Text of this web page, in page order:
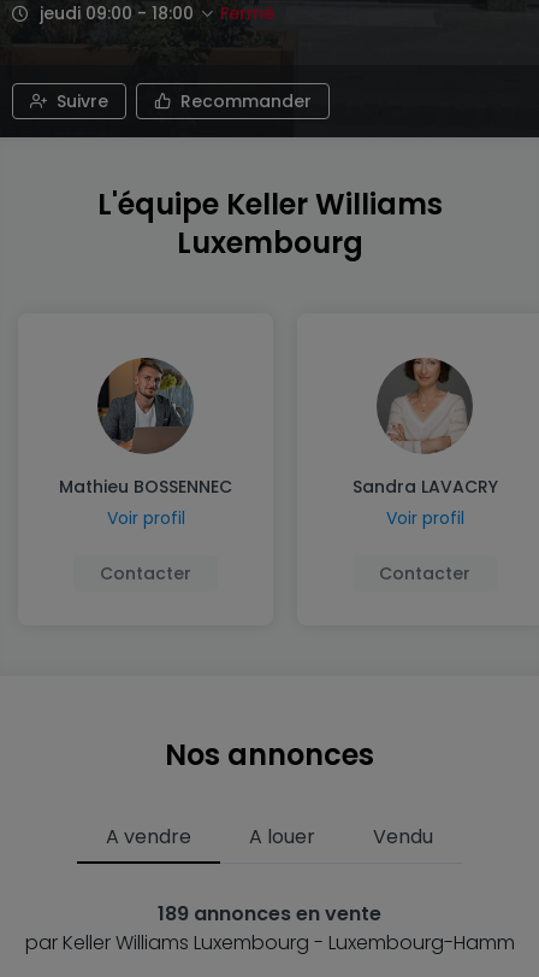
jeudi 09:00 - 18:00 Fermé
Suivre Recommander
L'équipe Keller Williams
Luxembourg
Mathieu BOSSENNEC
Voir profil
Contacter
Sandra LAVACRY
Voir profil
Contacter
Nos annonces
A vendre A louer Vendu
189 annonces en vente
par Keller Williams Luxembourg - Luxembourg-Hamm